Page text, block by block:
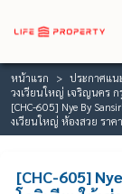
หน้าแรก
ประกาศแน
วงเวียนใหญ่ เจริญนคร
[CHC-605] Nye By
งเวียนใหญ่ ห้องสวย ราค
[CHC-605]